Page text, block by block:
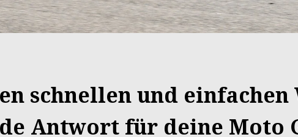
schnellen und einfachen
Antwort für deine Moto